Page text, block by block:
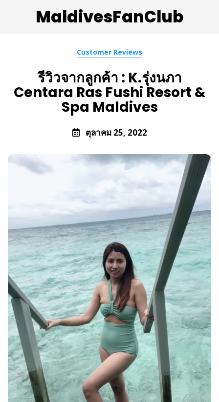
MaldivesFanClub
Customer Reviews
รีวิวจากลูกค้า : K.รุ่งนภา
Centara Ras Fushi Resort &
Spa Maldives
ตุลาคม 25, 2022